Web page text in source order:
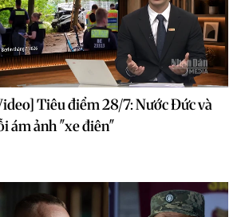
Tiêu điểm 28/7: Nước Đức và
ám ảnh "xe điên"